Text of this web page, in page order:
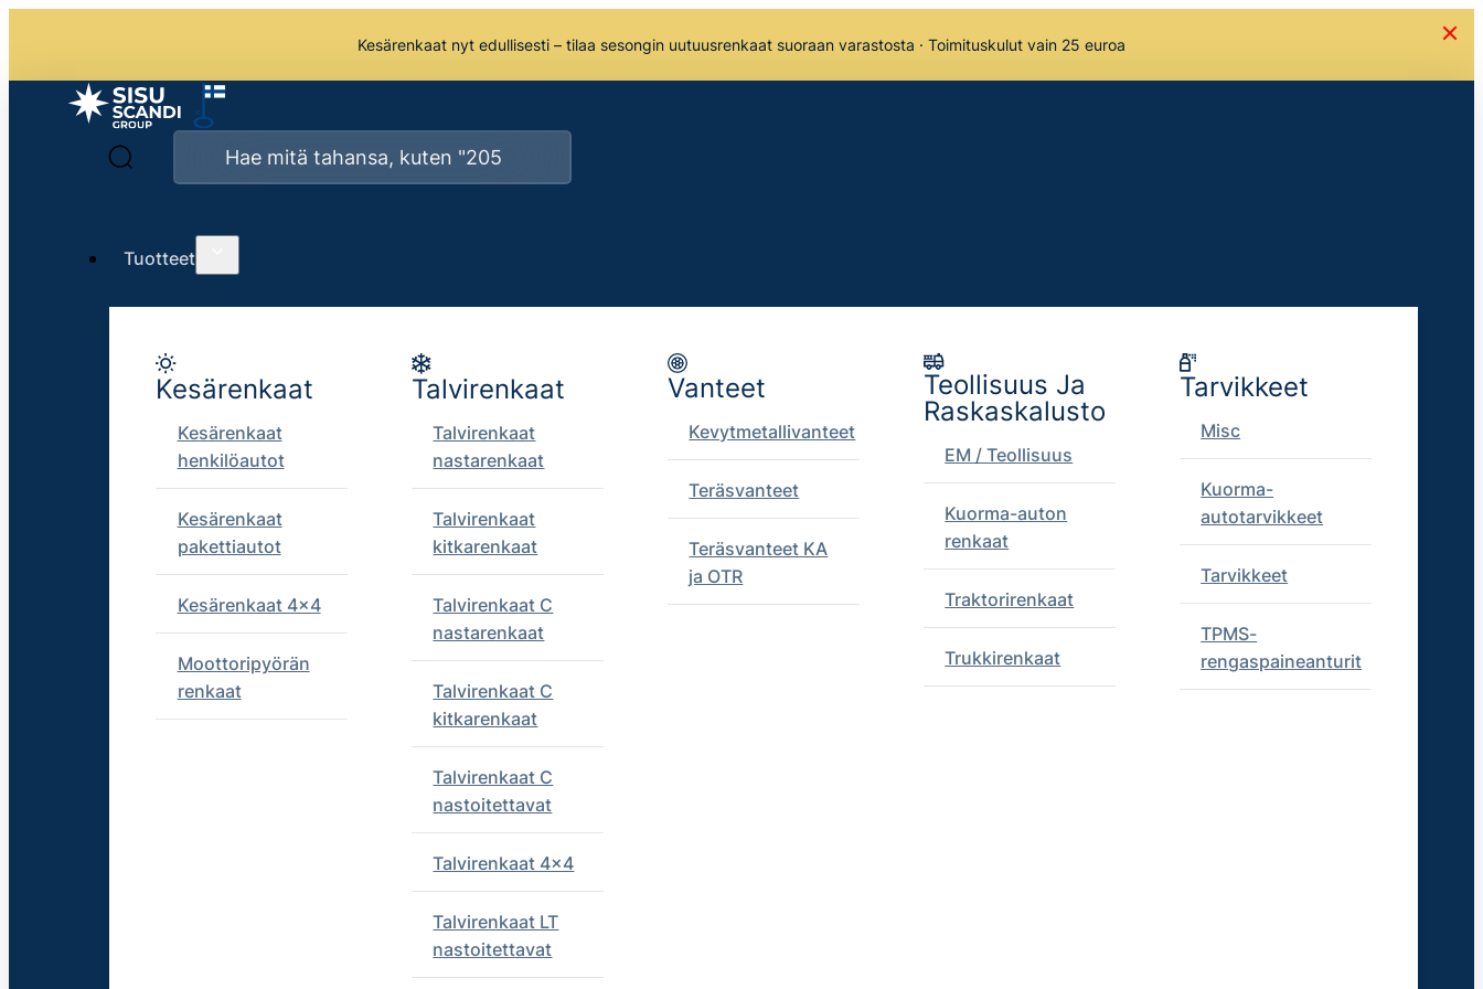
Kesärenkaat nyt edullisesti – tilaa sesongin uutuusrenkaat suoraan varastosta · Toimituskulut vain 25 euroa
Tuotteet
Kesärenkaat
Kesärenkaat
henkilöautot
Kesärenkaat
pakettiautot
Kesärenkaat 4x4
Moottoripyörän
renkaat
Talvirenkaat
Talvirenkaat
nastarenkaat
Talvirenkaat
kitkarenkaat
Talvirenkaat C
nastarenkaat
Talvirenkaat C
kitkarenkaat
Talvirenkaat C
nastoitettavat
Talvirenkaat 4x4
Talvirenkaat LT
nastoitettavat
Vanteet
Kevytmetallivanteet
Teräsvanteet
Teräsvanteet KA
ja OTR
Teollisuus Ja
Raskaskalusto
EM / Teollisuus
Kuorma-auton
renkaat
Traktorirenkaat
Trukkirenkaat
Tarvikkeet
Misc
Kuorma-
autotarvikkeet
Tarvikkeet
TPMS-
rengaspaineanturit